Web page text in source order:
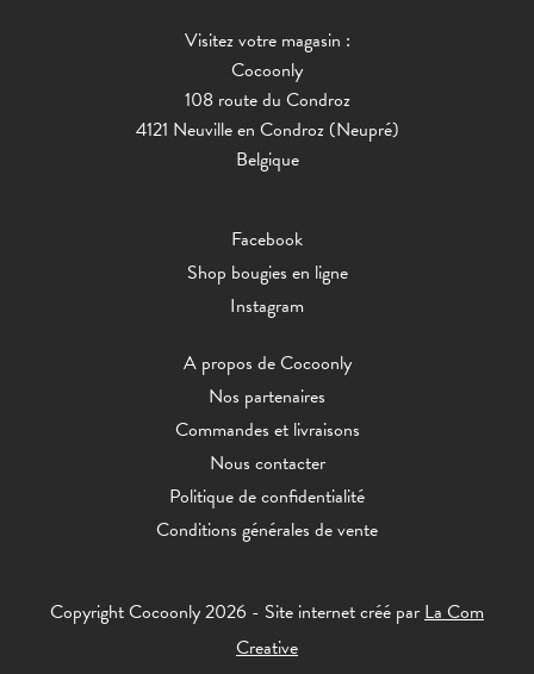
Visitez votre magasin :
Cocoonly
108 route du Condroz
4121 Neuville en Condroz (Neupré)
Belgique
Facebook
Shop bougies en ligne
Instagram
A propos de Cocoonly
Nos partenaires
Commandes et livraisons
Nous contacter
Politique de confidentialité
Conditions générales de vente
Copyright Cocoonly 2026 - Site internet créé parLa Com
Creative